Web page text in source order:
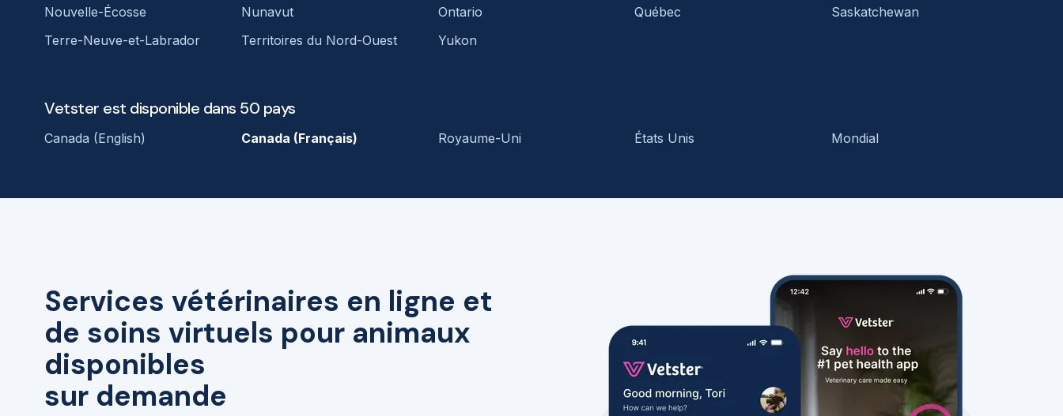
Services vétérinaires en ligne et
de soins virtuels pour animaux
disponibles
sur demande
Nouvelle-Écosse
Nunavut Ontario Québec
Saskatchewan
Terre-Neuve-et-Labrador
Territoires du Nord-Ouest Yukon
Vetster est disponible dans 50 pays
Canada (English) Canada (Français) Royaume-Uni États Unis Mondial